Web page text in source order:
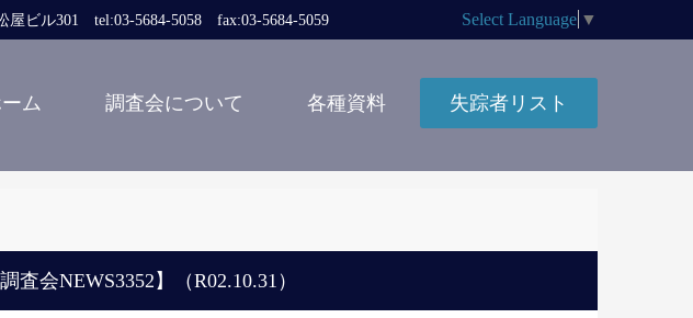
屋ビル301 tel:03-5684-5058 fax:03-5684-5059 Select Language ▼
ム 調査会について 各種資料 失踪者リスト
査会NEWS3352】（R02.10.31）